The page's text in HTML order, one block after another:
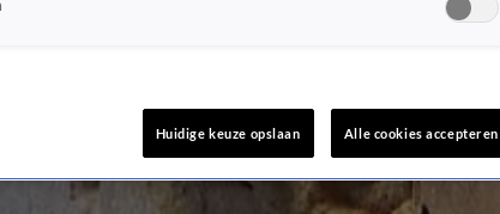
Huidige keuze opslaan Alle cookies accepteren